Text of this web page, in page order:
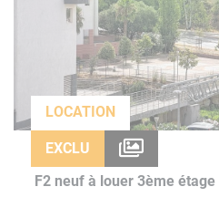
LOCATION
EXCLU
F2 neuf à louer 3ème